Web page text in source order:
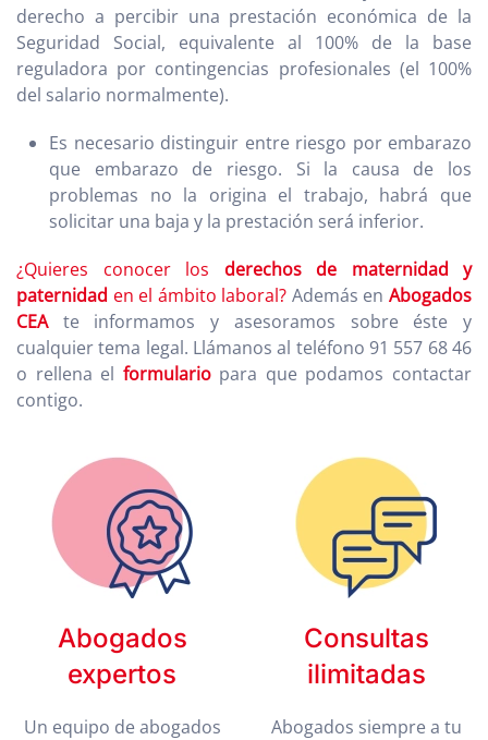
derecho a percibir una prestación económica de la
Seguridad Social, equivalente al 100% de la base
reguladora por contingencias profesionales (el 100%
del salario normalmente).
Es necesario distinguir entre riesgo por embarazo
que embarazo de riesgo. Si la causa de los
problemas no la origina el trabajo, habrá que
solicitar una baja y la prestación será inferior.
¿Quieres conocer los derechos de maternidad y
paternidad en el ámbito laboral? Además enAbogados
CEAte informamos y asesoramos sobre éste y
cualquier tema legal. Llámanos al teléfono 91 557 68 46
o rellena el formulario para que podamos contactar
contigo.
Abogados
expertos
Un equipo de abogados
Consultas
ilimitadas
Abogados siempre a tu